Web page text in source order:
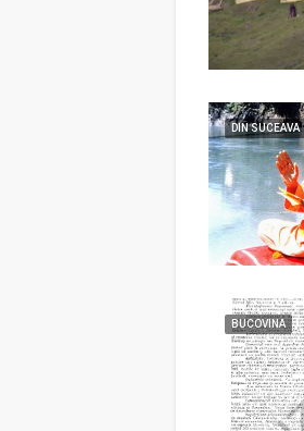
DIN SUCEAVA
BUCOVINA